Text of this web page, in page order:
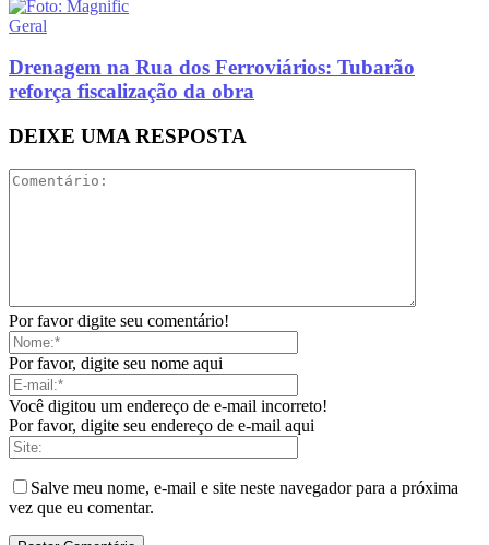
Geral
Drenagem na Rua dos Ferroviários: Tubarão
reforça fiscalização da obra
DEIXE UMA RESPOSTA
Por favor digite seu comentário!
Por favor, digite seu nome aqui
Você digitou um endereço de e-mail incorreto!
Por favor, digite seu endereço de e-mail aqui
Salve meu nome, e-mail e site neste navegador para a próxima
vez que eu comentar.